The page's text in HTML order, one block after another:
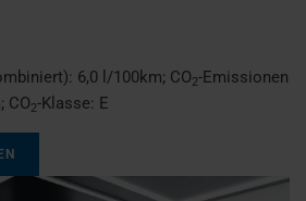
6,0 l/100km; CO2-Emissionen
; CO2-Klasse: E